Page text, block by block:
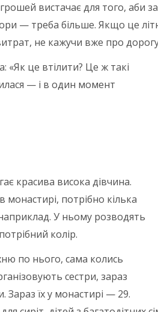
вистачає для того, аби
— треба більше. Якщо це
не кажучи вже про
«Як це втілити? Це ж такі
— і в один момент
красива висока дівчина.
потрібно кілька
У ньому розводять
колір.
по нього, сама колись
сестри, зараз
їх у монастирі — 29.